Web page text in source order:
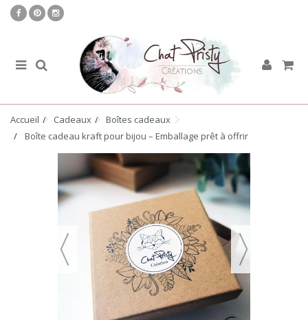
Accueil Cadeaux
Boîtes cadeaux
Boîte cadeau kraft pour bijou – Emballage prêt à offrir